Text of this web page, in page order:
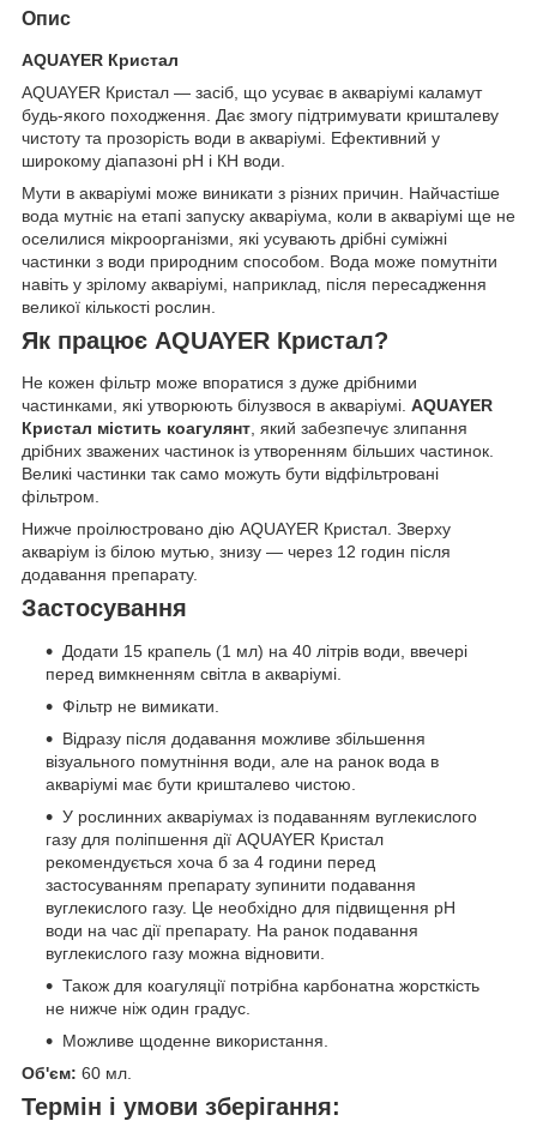
Опис
AQUAYER Кристал
AQUAYER Кристал — засіб, що усуває в акваріумі каламут
будь-якого походження. Дає змогу підтримувати кришталеву
чистоту та прозорість води в акваріумі. Ефективний у
широкому діапазоні pH і КН води.
Мути в акваріумі може виникати з різних причин. Найчастіше
вода мутніє на етапі запуску акваріума, коли в акваріумі ще не
оселилися мікроорганізми, які усувають дрібні суміжні
частинки з води природним способом. Вода може помутніти
навіть у зрілому акваріумі, наприклад, після пересадження
великої кількості рослин.
Як працює AQUAYER Кристал?
Не кожен фільтр може впоратися з дуже дрібними
частинками, які утворюють білузвося в акваріумі. AQUAYER
Кристал містить коагулянт, який забезпечує злипання
дрібних зважених частинок із утворенням більших частинок.
Великі частинки так само можуть бути відфільтровані
фільтром.
Нижче проілюстровано дію AQUAYER Кристал. Зверху
акваріум із білою мутью, знизу — через 12 годин після
додавання препарату.
Застосування
Додати 15 крапель (1 мл) на 40 літрів води, ввечері
перед вимкненням світла в акваріумі.
Фільтр не вимикати.
Відразу після додавання можливе збільшення
візуального помутніння води, але на ранок вода в
акваріумі має бути кришталево чистою.
У рослинних акваріумах із подаванням вуглекислого
газу для поліпшення дії AQUAYER Кристал
рекомендується хоча б за 4 години перед
застосуванням препарату зупинити подавання
вуглекислого газу. Це необхідно для підвищення pH
води на час дії препарату. На ранок подавання
вуглекислого газу можна відновити.
Також для коагуляції потрібна карбонатна жорсткість
не нижче ніж один градус.
Можливе щоденне використання.
Об'єм: 60 мл.
Термін і умови зберігання: